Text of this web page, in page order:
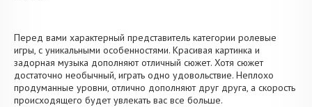
Перед вами характерный представитель категории ролевые
игры, с уникальными особенностями. Красивая картинка и
задорная музыка дополняют отличный сюжет. Хотя сюжет
достаточно необычный, играть одно удовольствие. Неплохо
продуманные уровни, отлично дополняют друг друга, а скорость
происходящего будет увлекать вас все больше.